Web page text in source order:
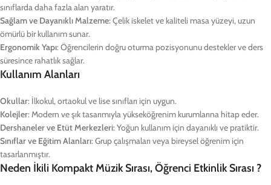
sınıflarda daha fazla alan yaratır.
Sağlam ve Dayanıklı Malzeme: Çelik iskelet ve kaliteli masa yüzeyi, uzun
ömürlü bir kullanım sunar.
Ergonomik Yapı: Öğrencilerin doğru oturma pozisyonunu destekler ve ders
süresince rahatlık sağlar.
Kullanım Alanları
Okullar: İlkokul, ortaokul ve lise sınıfları için uygun.
Kolejler: Modern ve şık tasarımıyla yükseköğrenim kurumlarına hitap eder.
Dershaneler ve Etüt Merkezleri: Yoğun kullanım için dayanıklı ve pratiktir.
Sınıflar ve Eğitim Alanları: Grup çalışmaları veya bireysel öğrenim için
tasarlanmıştır.
Neden İkili Kompakt Müzik Sırası, Öğrenci Etkinlik Sırası ?